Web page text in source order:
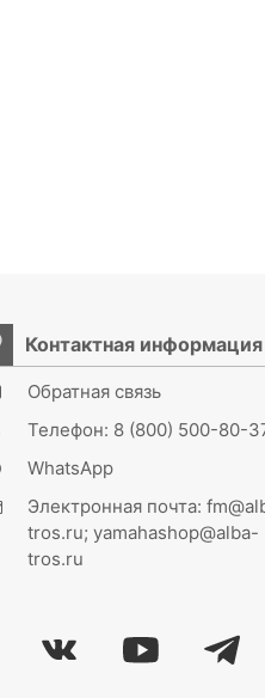
Контактная информация
Обратная связь
Телефон: 8 (800) 500-80-
WhatsApp
Электронная почта:
tros.ru; yamahashop@alba-
tros.ru